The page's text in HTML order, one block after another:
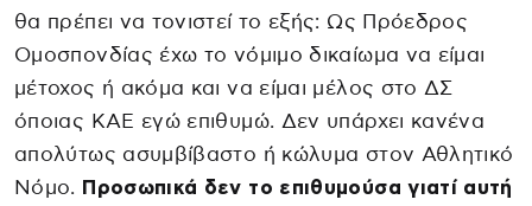
θα πρέπει να τονιστεί το εξής: Ως Πρόεδρος
Ομοσπονδίας έχω το νόμιμο δικαίωμα να είμαι
μέτοχος ή ακόμα και να είμαι μέλος στο ΔΣ
όποιας ΚΑΕ εγώ επιθυμώ. Δεν υπάρχει κανένα
απολύτως ασυμβίβαστο ή κώλυμα στον Αθλητικό
Νόμο. Προσωπικά δεν το επιθυμούσα γιατί αυτή